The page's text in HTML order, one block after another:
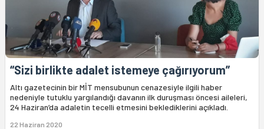
“Sizi birlikte adalet istemeye çağırıyorum”
Altı gazetecinin bir MİT mensubunun cenazesiyle ilgili haber
nedeniyle tutuklu yargılandığı davanın ilk duruşması öncesi aileleri,
24 Haziran’da adaletin tecelli etmesini beklediklerini açıkladı.
22 Haziran 2020